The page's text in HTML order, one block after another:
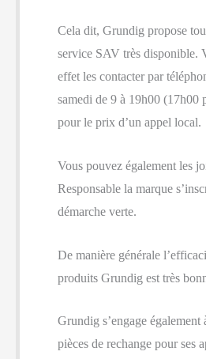
Cela dit, Grundig propose
service SAV très disponible.
effet les contacter par
samedi de 9 à 19h00 (17h00
pour le prix d’un appel local.
Vous pouvez également les
Responsable la marque
démarche verte.
De manière générale
produits Grundig est très
Grundig s’engage également
pièces de rechange pour ses